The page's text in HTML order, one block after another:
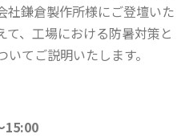
社鎌倉製作所様にご登壇いた
、工場における防暑対策と
てご説明いたします。
15:00